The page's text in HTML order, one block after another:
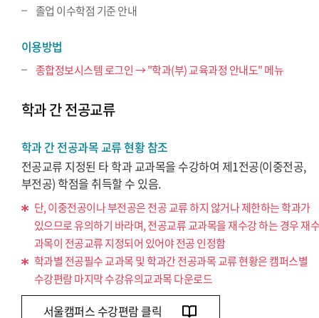
졸업 이수학점 기준 안내
이용방법
종합정보시스템 로그인 → "학과(부) 교육과정 안내도" 메뉴
학과 간 전공교류
학과 간 전공과목 교류 현황 참조
전공교류 지정된 타 학과 교과목을 수강하여 제1전공(이중전공,
부전공) 학점을 취득할 수 있음.
단, 이중전공이나 부전공은 전공 교류 하지 않거나 제한하는 학과가
있으므로 유의하기 바라며, 전공교류 교과목을 재수강 하는 경우 재
과목이 전공교류 지정되어 있어야 전공 인정함
학과별 전공필수 교과목 및 학과간 전공과목 교류 현황은 캠퍼스별
수강편람 마지막 수강유의교과목 다운로드
서울캠퍼스 수강편람 클릭